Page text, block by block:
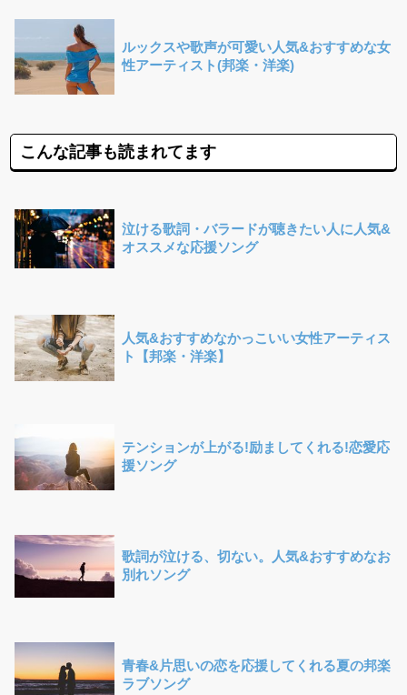
ルックスや歌声が可愛い人気&おすすめな女
性アーティスト(邦楽・洋楽)
こんな記事も読まれてます
泣ける歌詞・バラードが聴きたい人に人気&
オススメな応援ソング
人気&おすすめなかっこいい女性アーティス
ト【邦楽・洋楽】
テンションが上がる!励ましてくれる!恋愛応
援ソング
歌詞が泣ける、切ない。人気&おすすめなお
別れソング
青春&片思いの恋を応援してくれる夏の邦楽
ラブソング